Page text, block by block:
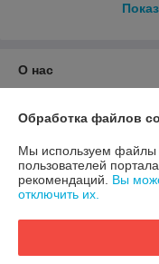
О нас
Контакты
Доставка и оплата
График работы
Обработка файлов
Мы используем файлы
пользователей
рекомендаций. Вы
отключить их.